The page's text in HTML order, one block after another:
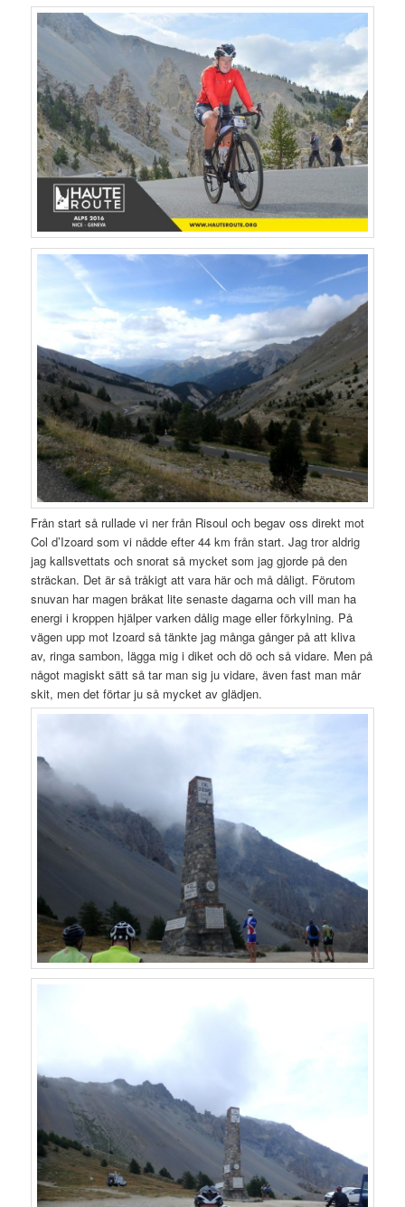
Från start så rullade vi ner från Risoul och begav oss direkt mot
Col d’Izoard som vi nådde efter 44 km från start. Jag tror aldrig
jag kallsvettats och snorat så mycket som jag gjorde på den
sträckan. Det är så tråkigt att vara här och må dåligt. Förutom
snuvan har magen bråkat lite senaste dagarna och vill man ha
energi i kroppen hjälper varken dålig mage eller förkylning. På
vägen upp mot Izoard så tänkte jag många gånger på att kliva
av, ringa sambon, lägga mig i diket och dö och så vidare. Men på
något magiskt sätt så tar man sig ju vidare, även fast man mår
skit, men det förtar ju så mycket av glädjen.